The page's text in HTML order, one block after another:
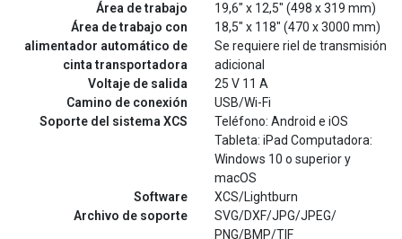
Área de trabajo
19,6" x 12,5" (498 x 319 mm)
Área de trabajo con
alimentador automático de
cinta transportadora
18,5" x 118" (470 x 3000 mm)
Se requiere riel de transmisión
adicional
Voltaje de salida
25 V 11 A
Camino de conexión
USB/Wi-Fi
Soporte del sistema XCS
Teléfono: Android e iOS
Tableta: iPad Computadora:
Windows 10 o superior y
macOS
Software
XCS/Lightburn
Archivo de soporte
SVG/DXF/JPG/JPEG/
PNG/BMP/TIF